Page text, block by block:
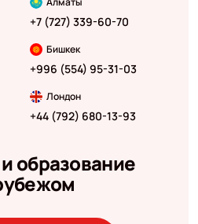
+7 (727) 339-60-70
Бишкек
+996 (554) 95-31-03
Лондон
+44 (792) 680-13-93
образование